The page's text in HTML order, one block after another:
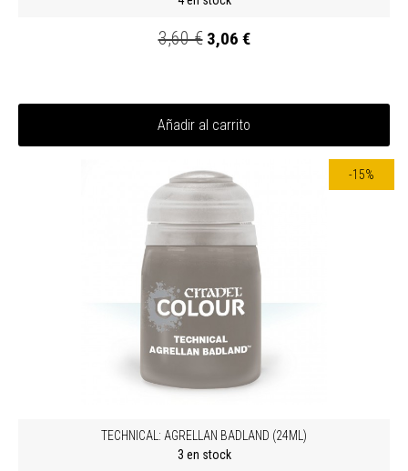
3,60 € 3,06 €
Añadir al carrito
-15%
TECHNICAL: AGRELLAN BADLAND (24ML)
3 en stock